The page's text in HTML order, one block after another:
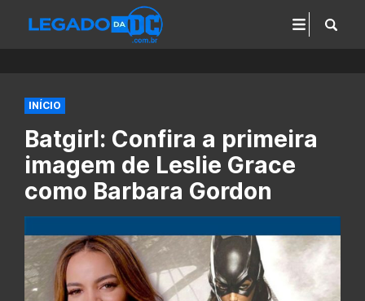
INÍCIO
Batgirl: Confira a primeira
imagem de Leslie Grace
como Barbara Gordon